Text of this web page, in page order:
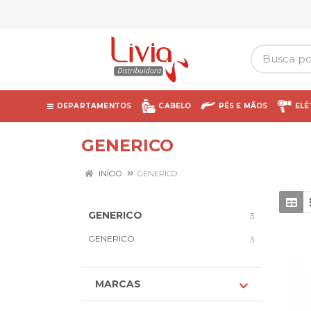
DEPARTAMENTOS CABELO PÉS E MÃOS
GENERICO
INÍCIO GENERICO
GENERICO 3
GENERICO 3
MARCAS